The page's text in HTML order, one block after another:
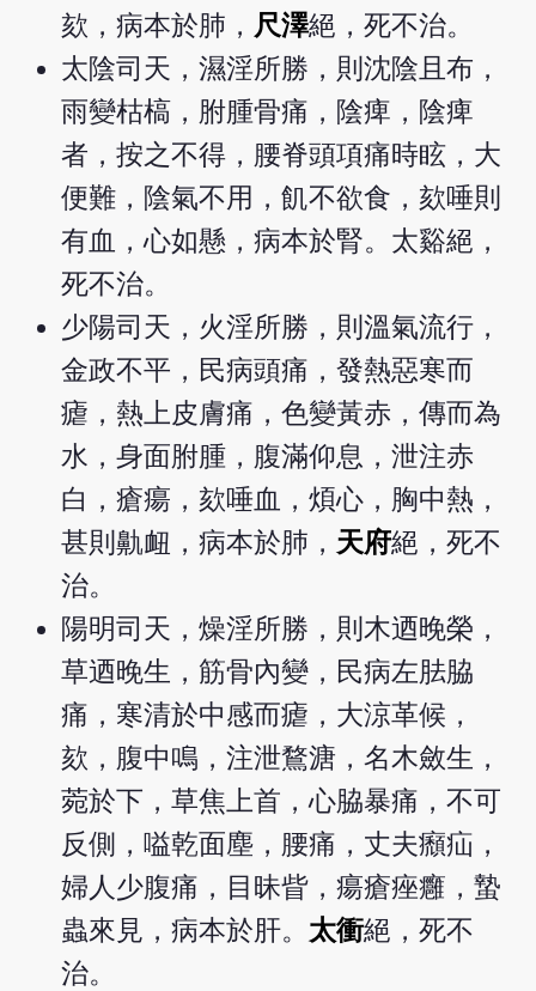
欬，病本於肺， 尺澤絕，死不治。
太陰司天，濕淫所勝，則沈陰且布，
雨變枯槁，胕腫骨痛，陰痺，陰痺
者，按之不得，腰脊頭項痛時眩，大
便難，陰氣不用，飢不欲食，欬唾則
有血，心如懸，病本於腎。太谿絕，
死不治。
少陽司天，火淫所勝，則溫氣流行，
金政不平，民病頭痛，發熱惡寒而
瘧，熱上皮膚痛，色變黃赤，傳而為
水，身面胕腫，腹滿仰息，泄注赤
白，瘡瘍，欬唾血，煩心，胸中熱，
甚則鼽衄，病本於肺， 天府絕，死不
治。
陽明司天，燥淫所勝，則木迺晚榮，
草迺晚生，筋骨內變，民病左胠脇
痛，寒清於中感而瘧，大涼革候，
欬，腹中鳴，注泄鶩溏，名木斂生，
菀於下，草焦上首，心脇暴痛，不可
反側，嗌乾面塵，腰痛，丈夫㿗疝，
婦人少腹痛，目昧眥，瘍瘡痤癰，蟄
蟲來見，病本於肝。 太衝絕，死不
治。